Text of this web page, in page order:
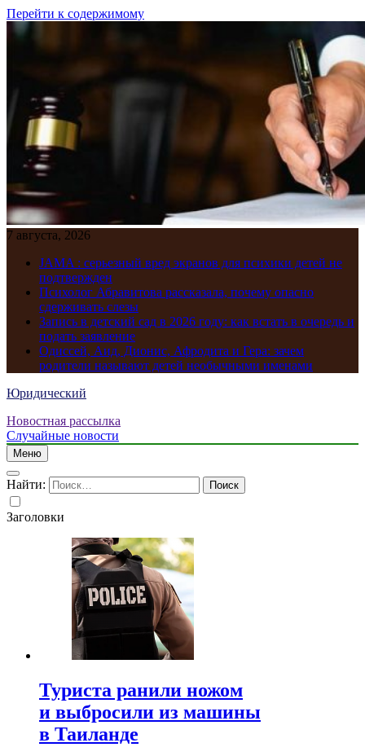
Перейти к содержимому
7 августа, 2026
JAMA : серьезный вред экранов для психики детей не
подтвержден
Психолог Абравитова рассказала, почему опасно
сдерживать слезы
Запись в детский сад в 2026 году: как встать в очередь и
подать заявление
Одиссей, Аид, Дионис, Афродита и Гера: зачем
родители называют детей необычными именами
Юридический
Новостная рассылка
Случайные новости
Меню
Найти:
Заголовки
Туриста ранили ножом
и выбросили из машины
в Таиланде